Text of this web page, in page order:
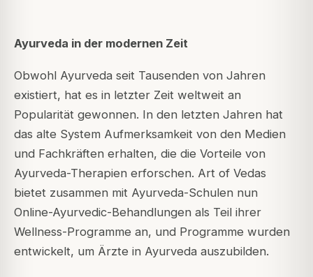
Ayurveda in der modernen Zeit
Obwohl Ayurveda seit Tausenden von Jahren
existiert, hat es in letzter Zeit weltweit an
Popularität gewonnen. In den letzten Jahren hat
das alte System Aufmerksamkeit von den Medien
und Fachkräften erhalten, die die Vorteile von
Ayurveda-Therapien erforschen. Art of Vedas
bietet zusammen mit Ayurveda-Schulen nun
Online-Ayurvedic-Behandlungen als Teil ihrer
Wellness-Programme an, und Programme wurden
entwickelt, um Ärzte in Ayurveda auszubilden.